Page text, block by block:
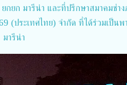
ยก มารีน่า และที่ปรึกษาสมาคมช่า
(ประเทศไทย) จำกัด ที่ได้ร่วมเป็นพ
ารีน่า